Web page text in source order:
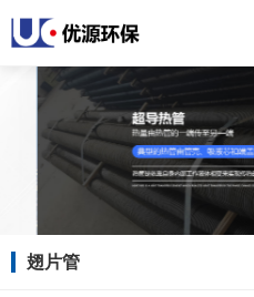
翅片管